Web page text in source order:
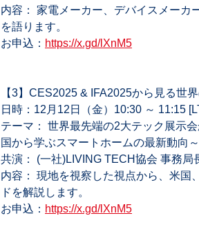
内容： 家電メーカー、デバイスメーカ
を語ります。
お申込： https://x.gd/lXnM5
【3】CES2025 & IFA2025から見る世
日時：12月12日（金）10:30 ～ 11:15
テーマ： 世界最先端の2大テック展示
国から学ぶスマートホームの最新動向～
共演： (一社)LIVING TECH協会 事務局
内容： 現地を視察した視点から、米国
ドを解説します。
お申込： https://x.gd/lXnM5